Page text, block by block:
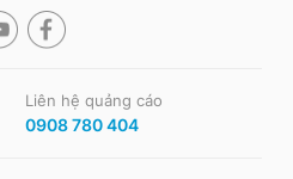
Liên hệ quảng cáo
0908 780 404